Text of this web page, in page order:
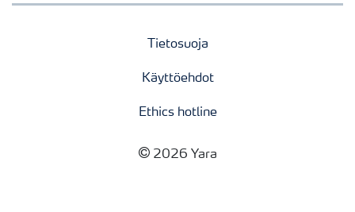
Tietosuoja
Käyttöehdot
Ethics hotline
2026 Yara